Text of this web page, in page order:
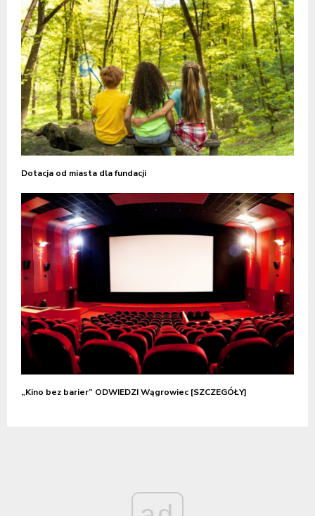
Dotacja od miasta dla fundacji
„Kino bez barier” ODWIEDZI Wągrowiec [SZCZEGÓŁY]